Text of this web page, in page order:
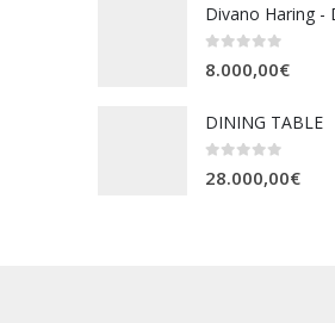
Divano Haring -
8.000,00€
DINING TABLE
28.000,00€